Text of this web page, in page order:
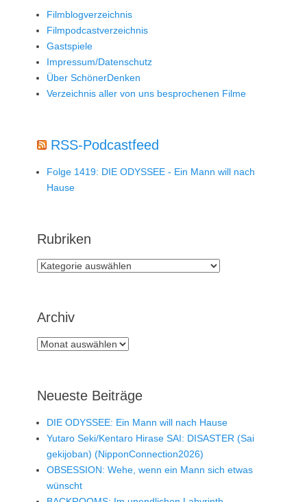
Filmblogverzeichnis
Filmpodcastverzeichnis
Gastspiele
Impressum/Datenschutz
Über SchönerDenken
Verzeichnis aller von uns besprochenen Filme
RSS-Podcastfeed
Folge 1419: DIE ODYSSEE - Ein Mann will nach
Hause
Rubriken
Rubriken
Archiv
Archiv
Neueste Beiträge
DIE ODYSSEE: Ein Mann will nach Hause
Yutaro Seki/Kentaro Hirase SAI: DISASTER (Sai
gekijoban) (NipponConnection2026)
OBSESSION: Wehe, wenn ein Mann sich etwas
wünscht